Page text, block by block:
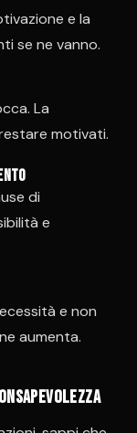
e la
se ne vanno.
La
motivati.
di
e
e non
aumenta.